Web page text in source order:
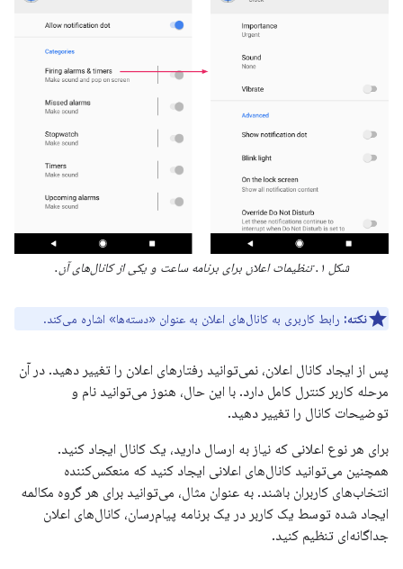
شکل ۱. تنظیمات اعلان برای برنامه ساعت و یکی از کانال‌های آن.
نکته: رابط کاربری به کانال‌های اعلان به عنوان «دسته‌ها» اشاره می‌کند.
پس از ایجاد کانال اعلان، نمی‌توانید رفتارهای اعلان را تغییر دهید. در آن
مرحله کاربر کنترل کامل دارد. با این حال، هنوز می‌توانید نام و
توضیحات کانال را تغییر دهید.
برای هر نوع اعلانی که نیاز به ارسال دارید، یک کانال ایجاد کنید.
همچنین می‌توانید کانال‌های اعلانی ایجاد کنید که منعکس‌کننده
انتخاب‌های کاربران باشند. به عنوان مثال، می‌توانید برای هر گروه مکالمه
ایجاد شده توسط یک کاربر در یک برنامه پیام‌رسان، کانال‌های اعلان
جداگانه‌ای تنظیم کنید.